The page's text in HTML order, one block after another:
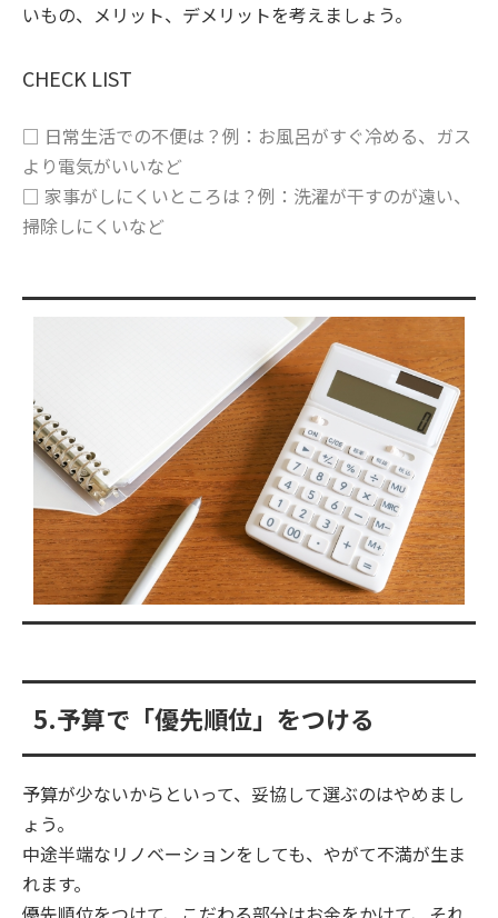
いもの、メリット、デメリットを考えましょう。
CHECK LIST
□ 日常生活での不便は？例：お風呂がすぐ冷める、ガス
より電気がいいなど
□ 家事がしにくいところは？例：洗濯が干すのが遠い、
掃除しにくいなど
5.予算で「優先順位」をつける
予算が少ないからといって、妥協して選ぶのはやめまし
ょう。
中途半端なリノベーションをしても、やがて不満が生ま
れます。